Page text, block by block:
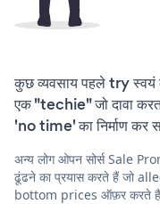
कुछ व्यवसाय पहले try
एक "techie" जो दावा
'no time' का निर्माण कर
अन्य लोग ओपन सोर्स Sale
ढूंढने का प्रयास करते हैं जो
bottom prices ऑफ़र करते